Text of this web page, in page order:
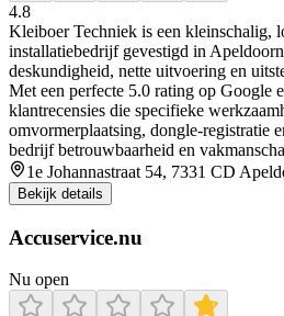
4.8
Kleiboer Techniek is een kleinschalig,
installatiebedrijf gevestigd in
deskundigheid, nette uitvoering en
Met een perfecte 5.0 rating op Google
klantrecensies die specifieke
omvormerplaatsing, dongle-registratie
bedrijf betrouwbaarheid en
1e Johannastraat 54, 7331 CD
Bekijk details
Accuservice.nu
Nu open